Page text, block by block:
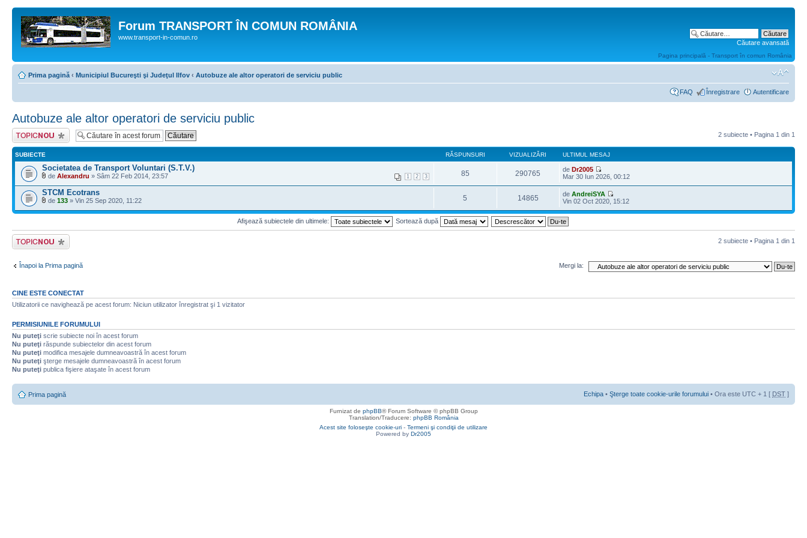
Forum TRANSPORT ÎN COMUN ROMÂNIA
www.transport-in-comun.ro
Căutare avansată
Pagina principală - Transport în comun România
Prima pagină ‹ Municipiul Bucureşti şi Judeţul Ilfov ‹ Autobuze ale altor operatori de serviciu public
FAQ Înregistrare Autentificare
Autobuze ale altor operatori de serviciu public
Scrie un subiect
nou
2 subiecte • Pagina 1 din 1
SUBIECTE RĂSPUNSURI VIZUALIZĂRI ULTIMUL MESAJ
Societatea de Transport Voluntari (S.T.V.)
1 2 3
de Alexandru » Sâm 22 Feb 2014, 23:57 85 290765 deDr2005
Mar 30 Iun 2026, 00:12
STCM Ecotrans
de 133 » Vin 25 Sep 2020, 11:22 5 14865 deAndreiSYA
Vin 02 Oct 2020, 15:12
Afişează subiectele din ultimele: Sortează după
Scrie un subiect
nou
2 subiecte • Pagina 1 din 1
Înapoi la Prima pagină Mergi la:
CINE ESTE CONECTAT
Utilizatorii ce navighează pe acest forum: Niciun utilizator înregistrat şi 1 vizitator
PERMISIUNILE FORUMULUI
Nu puteţi scrie subiecte noi în acest forum
Nu puteţi răspunde subiectelor din acest forum
Nu puteţi modifica mesajele dumneavoastră în acest forum
Nu puteţi şterge mesajele dumneavoastră în acest forum
Nu puteţi publica fişiere ataşate în acest forum
Prima pagină Echipa • Şterge toate cookie-urile forumului • Ora este UTC + 1 [ DST ]
Furnizat de phpBB® Forum Software © phpBB Group
Translation/Traducere: phpBB România
Acest site foloseşte cookie-uri - Termeni şi condiţii de utilizare
Powered by Dr2005